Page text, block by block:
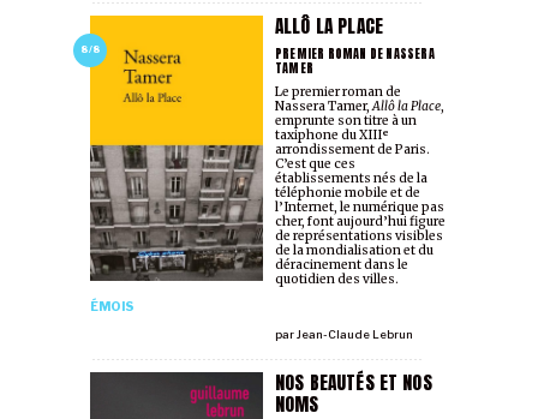
8/8
ALLÔ LA PLACE
PREMIER ROMAN DE NASSERA
TAMER
ÉMOIS
par Jean-Claude Lebrun
Le premier roman de
Nassera Tamer,Allô la Place,
emprunte son titre à un
taxiphone du XIIIᵉ
arrondissement de Paris.
C’est que ces
établissements nés de la
téléphonie mobile et de
l’Internet, le numérique pas
cher, font aujourd’hui figure
de représentations visibles
de la mondialisation et du
déracinement dans le
quotidien des villes.
NOS BEAUTÉS ET NOS
NOMS